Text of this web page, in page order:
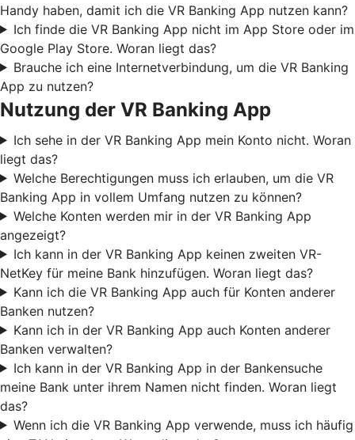
Handy haben, damit ich die VR Banking App nutzen kann?
Ich finde die VR Banking App nicht im App Store oder im
Google Play Store. Woran liegt das?
Brauche ich eine Internetverbindung, um die VR Banking
App zu nutzen?
Nutzung der VR Banking App
Ich sehe in der VR Banking App mein Konto nicht. Woran
liegt das?
Welche Berechtigungen muss ich erlauben, um die VR
Banking App in vollem Umfang nutzen zu können?
Welche Konten werden mir in der VR Banking App
angezeigt?
Ich kann in der VR Banking App keinen zweiten VR-
NetKey für meine Bank hinzufügen. Woran liegt das?
Kann ich die VR Banking App auch für Konten anderer
Banken nutzen?
Kann ich in der VR Banking App auch Konten anderer
Banken verwalten?
Ich kann in der VR Banking App in der Bankensuche
meine Bank unter ihrem Namen nicht finden. Woran liegt
das?
Wenn ich die VR Banking App verwende, muss ich häufig